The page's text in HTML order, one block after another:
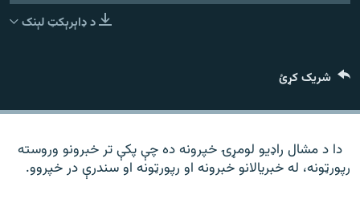
د ازادې اروپا راډیو ټولې ووبپاڼې
د ډاېرېکټ لېنک
شریک کړئ
دا د مشال راډیو لومړۍ خپرونه ده چې پکې تر خبرونو وروسته
رپورټونه، له خبریالانو خبرونه او رپورټونه او سندرې در خپروو.